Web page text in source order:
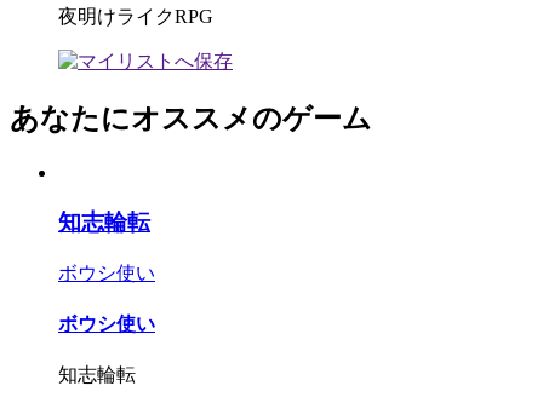
夜明けライクRPG
あなたにオススメのゲーム
知志輪転
ボウシ使い
ボウシ使い
知志輪転